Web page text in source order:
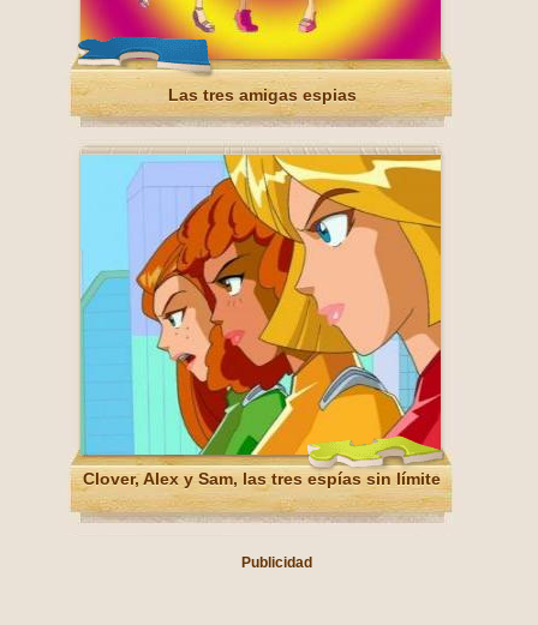
Las tres amigas espias
Clover, Alex y Sam, las tres espías sin límite
Publicidad